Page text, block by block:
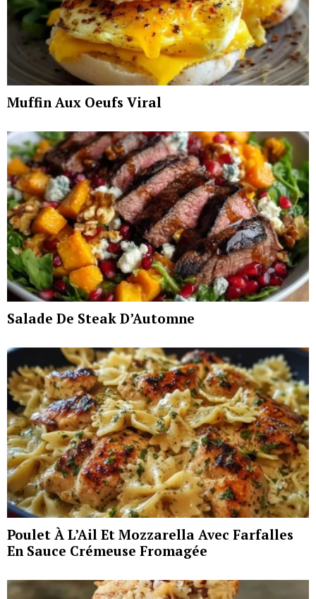
Muffin Aux Oeufs Viral
Salade De Steak D’Automne
Poulet À L’Ail Et Mozzarella Avec Farfalles
En Sauce Crémeuse Fromagée